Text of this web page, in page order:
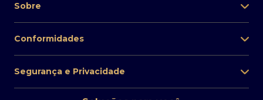
Sobre
Conformidades
Segurança e Privacidade